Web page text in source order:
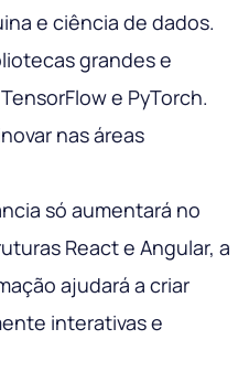
e ciência de dados.
grandes e
e PyTorch.
nas áreas
só aumentará no
React e Angular, a
ajudará a criar
interativas e